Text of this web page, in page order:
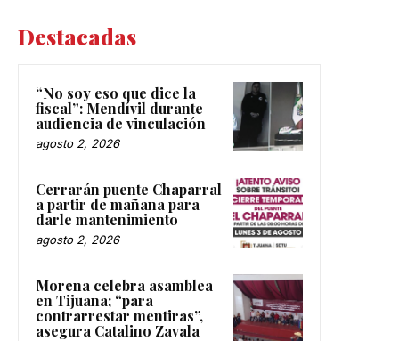
Destacadas
“No soy eso que dice la
fiscal”: Mendívil durante
audiencia de vinculación
agosto 2, 2026
Cerrarán puente Chaparral
a partir de mañana para
darle mantenimiento
agosto 2, 2026
Morena celebra asamblea
en Tijuana; “para
contrarrestar mentiras”,
asegura Catalino Zavala